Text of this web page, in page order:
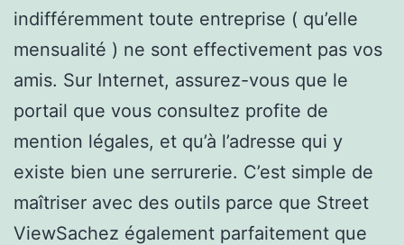
indifféremment toute entreprise ( qu’elle
mensualité ) ne sont effectivement pas vos
amis. Sur Internet, assurez-vous que le
portail que vous consultez profite de
mention légales, et qu’à l’adresse qui y
existe bien une serrurerie. C’est simple de
maîtriser avec des outils parce que Street
ViewSachez également parfaitement que